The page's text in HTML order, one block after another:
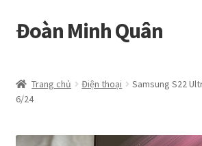
Đi
đến
hướng
Chuyển
đến
dung
Đoàn Minh Quân
Curriculum Vitae
Cửa hàng
Trang chủ Điện thoại
Samsung S22
6/24